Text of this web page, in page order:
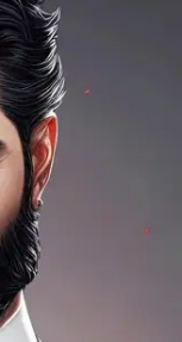
vaatteet,
suuri